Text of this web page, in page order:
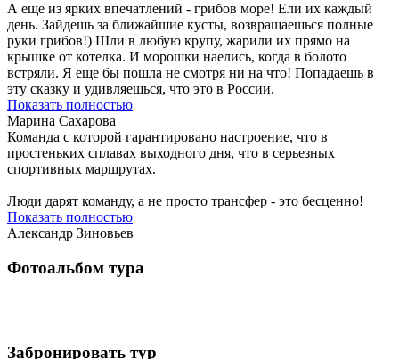
А еще из ярких впечатлений - грибов море! Ели их каждый
день. Зайдешь за ближайшие кусты, возвращаешься полные
руки грибов!) Шли в любую крупу, жарили их прямо на
крышке от котелка. И морошки наелись, когда в болото
встряли. Я еще бы пошла не смотря ни на что! Попадаешь в
эту сказку и удивляешься, что это в России.
Показать полностью
Марина Сахарова
Команда с которой гарантировано настроение, что в
простеньких сплавах выходного дня, что в серьезных
спортивных маршрутах.
Люди дарят команду, а не просто трансфер - это бесценно!
Показать полностью
Александр Зиновьев
Фотоальбом тура
Забронировать тур